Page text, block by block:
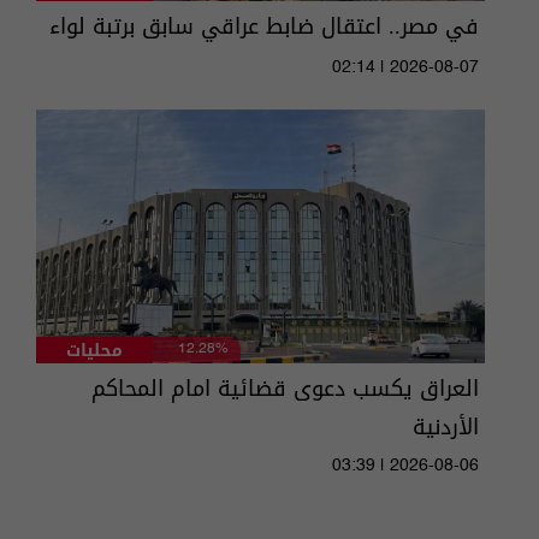
في مصر.. اعتقال ضابط عراقي سابق برتبة لواء
02:14 | 2026-08-07
محليات 12.28%
العراق يكسب دعوى قضائية امام المحاكم
الأردنية
03:39 | 2026-08-06